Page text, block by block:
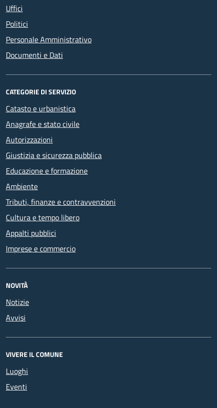
Uffici
Politici
Personale Amministrativo
Documenti e Dati
CATEGORIE DI SERVIZIO
Catasto e urbanistica
Anagrafe e stato civile
Autorizzazioni
Giustizia e sicurezza pubblica
Educazione e formazione
Ambiente
Tributi, finanze e contravvenzioni
Cultura e tempo libero
Appalti pubblici
Imprese e commercio
NOVITÀ
Notizie
Avvisi
VIVERE IL COMUNE
Luoghi
Eventi